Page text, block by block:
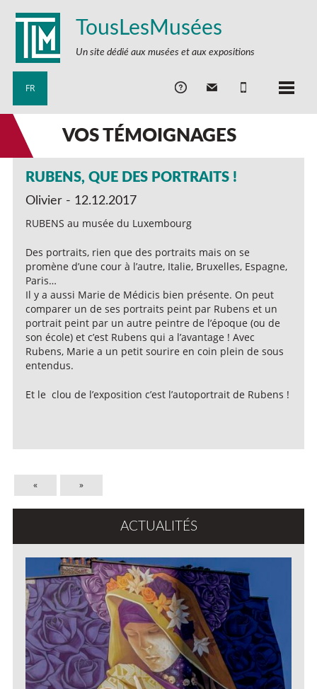
TousLesMusées
Un site dédié aux musées et aux expositions
FR
VOS TÉMOIGNAGES
RUBENS, QUE DES PORTRAITS !
Olivier - 12.12.2017
RUBENS au musée du Luxembourg
Des portraits, rien que des portraits mais on se
promène d’une cour à l’autre, Italie, Bruxelles, Espagne,
Paris…
Il y a aussi Marie de Médicis bien présente. On peut
comparer un de ses portraits peint par Rubens et un
portrait peint par un autre peintre de l’époque (ou de
son école) et c’est Rubens qui a l’avantage ! Avec
Rubens, Marie a un petit sourire en coin plein de sous
entendus.
Et le clou de l’exposition c’est l’autoportrait de Rubens !
« »
ACTUALITÉS